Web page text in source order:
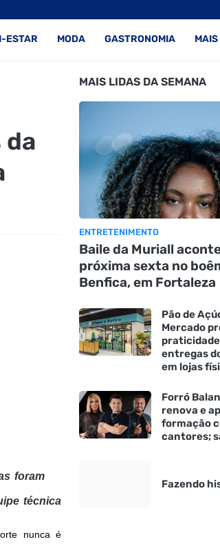
ESTAR MODA GASTRONOMIA MAIS
da
foram
técnica
nunca é
MAIS LIDAS DA SEMANA
ENTRETENIMENTO
Baile da Muriall
próxima sexta no
Benfica, em Fortaleza
Pão de
Mercado
entregas
em lojas
Forró
renova e
formação
cantores;
Fazendo